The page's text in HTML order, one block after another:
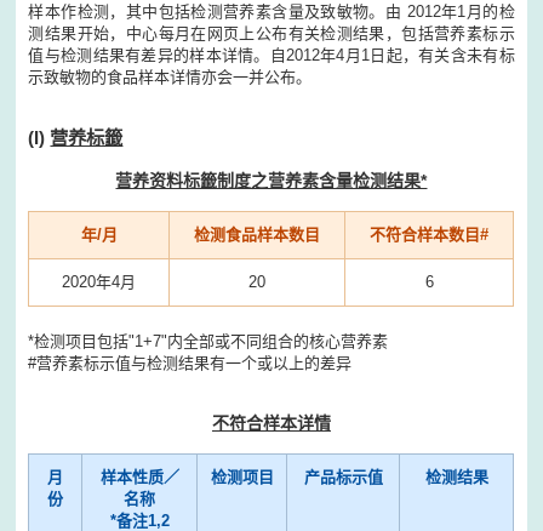
样本作检测，其中包括检测营养素含量及致敏物。由 2012年1月的检
测结果开始，中心每月在网页上公布有关检测结果，包括营养素标示
值与检测结果有差异的样本详情。自2012年4月1日起，有关含未有标
示致敏物的食品样本详情亦会一并公布。
(I) 营养标籤
营养资料标籤制度之营养素含量检测结果*
年/月 检测食品样本数目 不符合样本数目#
2020年4月 20 6
*检测项目包括"1+7"内全部或不同组合的核心营养素
#营养素标示值与检测结果有一个或以上的差异
不符合样本详情
月
份
样本性质／
名称
*备注1,2
检测项目 产品标示值 检测结果